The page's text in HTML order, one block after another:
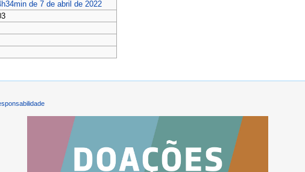
de 7 de abril de 2022